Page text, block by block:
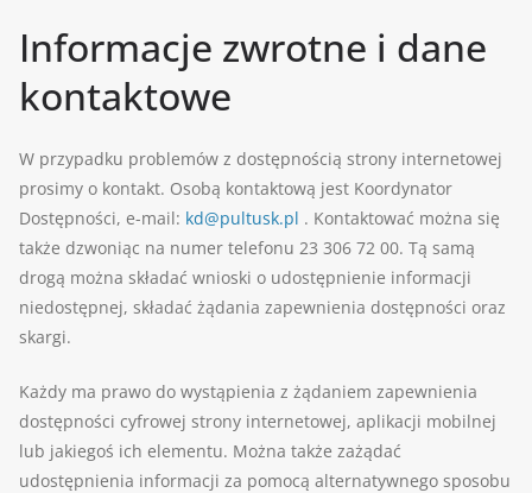
Informacje zwrotne i dane
kontaktowe
W przypadku problemów z dostępnością strony internetowej
prosimy o kontakt. Osobą kontaktową jest Koordynator
Dostępności, e-mail: kd@pultusk.pl . Kontaktować można się
także dzwoniąc na numer telefonu 23 306 72 00. Tą samą
drogą można składać wnioski o udostępnienie informacji
niedostępnej, składać żądania zapewnienia dostępności oraz
skargi.
Każdy ma prawo do wystąpienia z żądaniem zapewnienia
dostępności cyfrowej strony internetowej, aplikacji mobilnej
lub jakiegoś ich elementu. Można także zażądać
udostępnienia informacji za pomocą alternatywnego sposobu